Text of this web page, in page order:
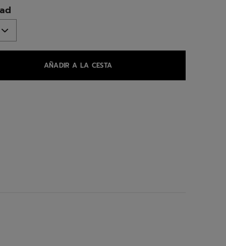
AÑADIR A LA CESTA